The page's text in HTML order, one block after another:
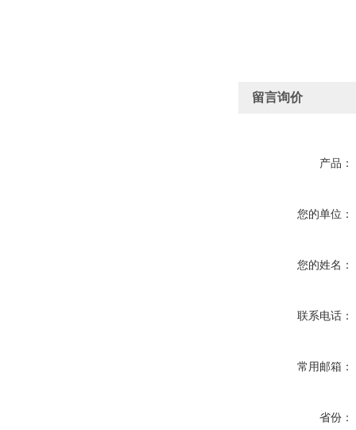
留言询价
产品：
您的单位：
您的姓名：
联系电话：
常用邮箱：
省份：